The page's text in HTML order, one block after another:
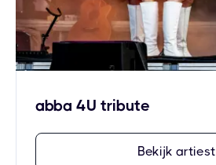
abba 4U tribute
Bekijk artiest